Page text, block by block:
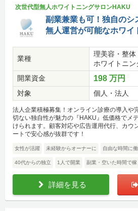
次世代型無人ホワイトニングサロンHAKU
副業兼業も可！独自のシ
無人運営が可能なホワイ
業種
理美容・整体
ホワイトニン
開業資金
198 万円
対象 個人・法人
法人企業積極募集！オンライン診療の導入や
切ない独自性が魅力の『HAKU』低価格でメ
けられます。顧客対応や広告運用代行、カウ
ートで安心感が抜群です！
女性が活躍 未経験からオーナーに 自由な時間に働
40代からの独立 1人で開業 副業・空いた時間で稼
詳細を見る